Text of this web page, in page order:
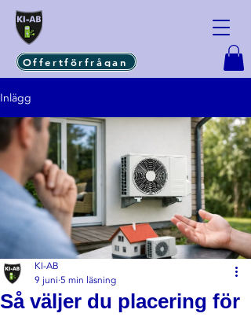
Offertförfrågan
Inlägg
Så väljer du placering för
KI-AB
9 juni 5 min läsning